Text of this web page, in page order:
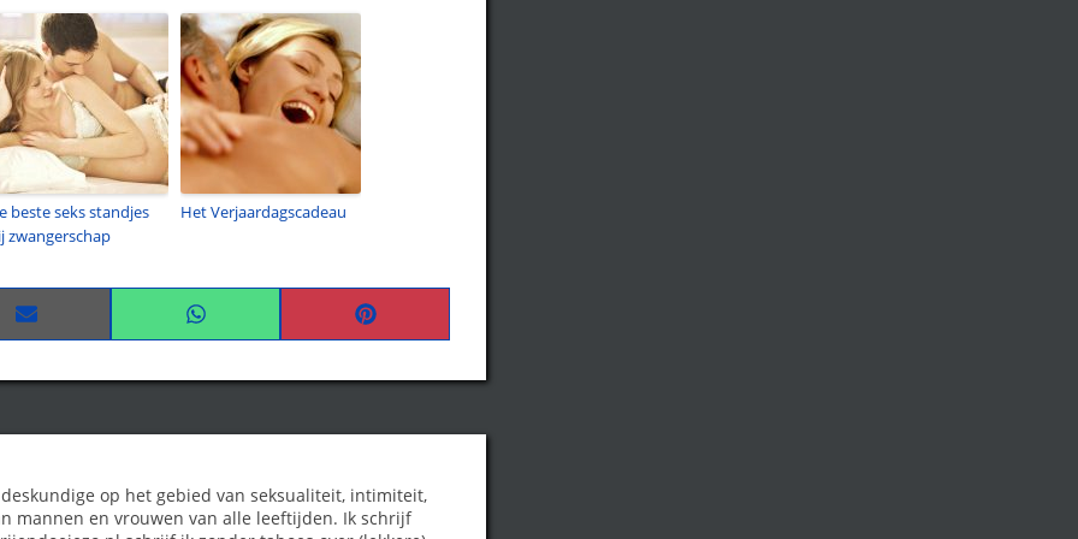
beste seks standjes
zwangerschap
Het Verjaardagscadeau
Share
on
Share
on
Share
on
op het gebied van seksualiteit, intimiteit,
mannen en vrouwen van alle leeftijden. Ik schrijf